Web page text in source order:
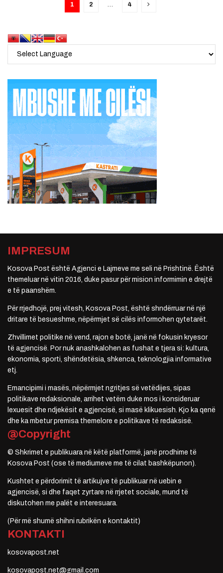
1 2 4
IMPRESUM
Kosova Post është Agjenci e Lajmeve me seli në Prishtinë. Është
themeluar në vitin 2016, duke pasur për mision informimin e drejtë
e të paanshëm.
Për rrjedhojë, prej vitesh, Kosova Post, është shndërruar në një
dritare të besueshme, nëpërmjet së cilës informohen qytetarët.
Zhvillimet politike në vend, rajon e botë, janë në fokusin kryesor
të agjencisë. Por nuk anashkalohen as fushat e tjera si: kultura,
ekonomia, sporti, shëndetësia, shkenca, teknologjia informative
etj.
Emancipimi i masës, nëpërmjet ngritjes së vetëdijes, sipas
politikave redaksionale, arrihet vetëm duke mos i konsideruar
lexuesit dhe ndjekësit e agjencisë, si masë klikuesish. Kjo ka qenë
dhe ka mbetur premisa themelore e politikave të redaksisë.
@Copyright
© Shkrimet e publikuara në këtë platformë, janë prodhime të
Kosova Post (ose të mediumeve me të cilat bashkëpunon).
Kushtet e përdorimit të artikujve të publikuar në uebin e
agjencisë, si dhe faqet zyrtare në rrjetet sociale, mund të
diskutohen me palët e interesuara.
(Për më shumë shihni rubrikën e kontaktit)
KONTAKTI
kosovapost.net
kosovapost.net@gmail.com